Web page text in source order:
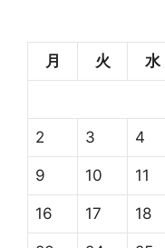
月
火 水
2 3 4
9 10 11
16 17 18